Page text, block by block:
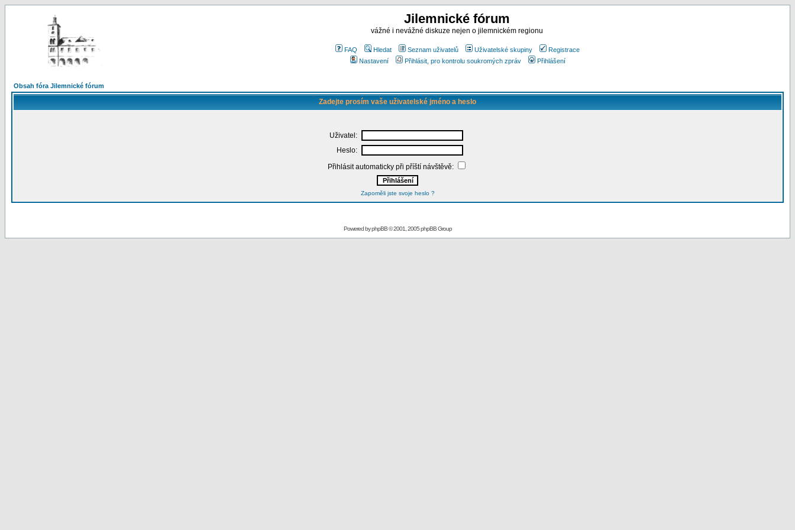
Jilemnické fórum
vážné i nevážné diskuze nejen o jilemnickém regionu
FAQ Hledat Seznam uživatelů Uživatelské skupiny
Registrace
Nastavení
Přihlásit, pro kontrolu soukromých zpráv Přihlášení
Obsah fóra Jilemnické fórum
Zadejte prosím vaše uživatelské jméno a heslo
Uživatel:
Heslo:
Přihlásit automaticky při příští návštěvě:
Zapoměli jste svoje heslo ?
Powered byphpBB© 2001, 2005 phpBB Group